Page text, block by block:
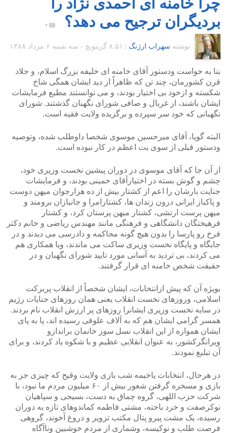
بردیگران ترجیح می دهد؟
۰
نوشته سهراب ارژنگ ۸:۵۱ گرينويچ - سه شنبه ۶ مرداد ۱۳۸۸
بنا به خواست ودستور آقای خامنه ای خلیفه بزرگ اسلام، و جلاد
قرن کشورمان، چند تن که ظ‍اهراً از دید ایشان همگی شاخ
شکسته و ازخود بی اختیار بودند، و می توانستند مطیع فرمایشات
ایشان باشند، از غربال و صافی شورای نگهبان گذشتند. شورای
نگهبانی که خود سر سپرده و برگزیده ولایت فقیه است.
البته گویا، آقای میرحسین موسوی شخصا داوطلب شده، وتوصیه
ودستور قبلی از سوی بت اعظم در کار نبوده است.
از آن جا که آقای موسوی در دوران پیشین نخست وزیری خود،
چشم و گوش بسته در اختیارآقای خمینی بودند، و فرمایشات
جنایت بارشان را اعم از کشتار بیش از ده هزارجوان میهن دوست
و پاکباز ایرانی درون زندان ها، کشتارامرا و جانبازان برومند و
میهن پرست ارتشی، کشتار میهن پرستان کرد، و کشتار
فرهیختگان دانشگاهی و فرهنگی مانند مهندس ریاضی و خانم دکتر
فرخ رو پارسا را بدون هیچ گونه محاکمه و دادرسی می دیدند و در
جایگاه و پایگاه نخست وزیری ساکت می ماندند، ویا همکاری هم
می کردند، بی تردید به آسانی مورد تایید شورای نگهبان و در
حقیقت شخص خامنه ای قرار گرفتند.
بویژه آن که پیش ازانتخابات، ایشان شخصاً از انقلاب پربرکت
اسلامی، وروزهای نخست انقلاب یعنی همان روزهای جنایات رژیم
در سایه نخست وزیری ایشانرا روزهای پر ارزش انقلاب نام بردند.
همسر گرامی ایشان هم که به آلاف علوفی رسیده اند، پا به پای
ایشان همواره از این انقلاب نسل سوز خانمان براندازو
ویرانگرکشور، به عنوان انقلابی عظیم و با شکوه یاد کردند، و برای
آن تبلیغ نمودند.
در هرحال، انتخابات یاخیمه شب بازی ولایت وقیح که چیزی جز به
بازی و مسخره گرفتن شعور بیش از ۶۰ میلیون مردم ما نبود، با
شرکت حزب اللهی، گروه چماق به دست، بسیجی و سپاهیان
نوکرصفت و خرد باخته، مشتی فاطمه کماندوهای تازه به دوران
رسیده، یک مشت پیرو پتال مکتب تزویر و دروغ آخوند، گروهی
فرصت طلب و نوکیسه، وشماری از مردم خوشبین وناآگاه